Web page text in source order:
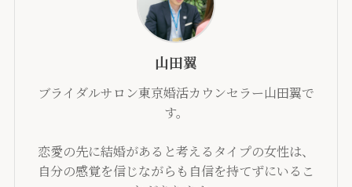
山田翼
ブライダルサロン東京婚活カウンセラー山田翼で
す。
恋愛の先に結婚があると考えるタイプの女性は、
自分の感覚を信じながらも自信を持てずにいるこ